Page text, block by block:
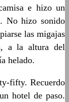
e hizo un
No hizo sonido
las migajas
a la altura del
helado.
fifty. Recuerdo
hotel de paso.